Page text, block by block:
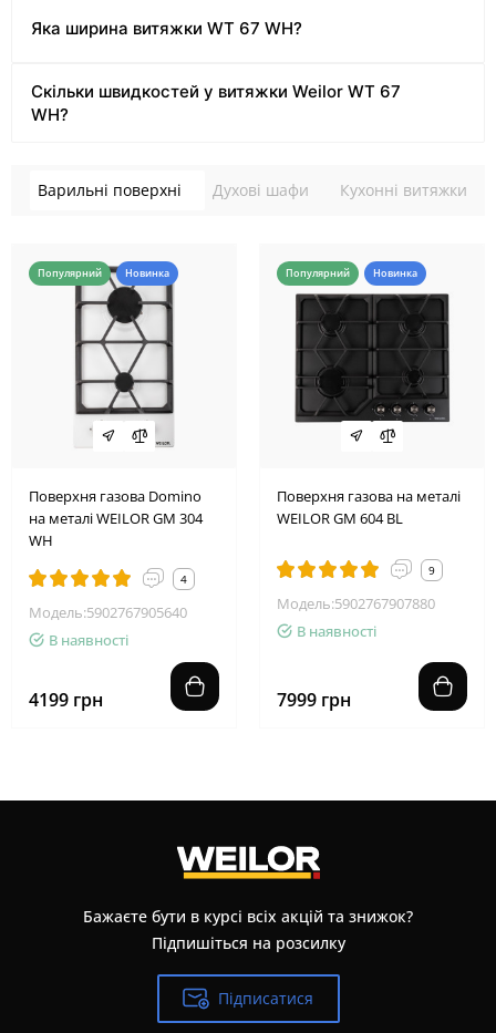
Яка ширина витяжки WT 67 WH?
Скільки швидкостей у витяжки Weilor WT 67
WH?
Варильні поверхні Духові шафи Кухонні витяжки
Популярний Новинка
Поверхня газова Domino
на металі WEILOR GM 304
WH
4
Модель:5902767905640
В наявності
4199 грн
Популярний Новинка
Поверхня газова на металі
WEILOR GM 604 BL
9
Модель:5902767907880
В наявності
7999 грн
Бажаєте бути в курсі всіх акцій та знижок?
Підпишіться на розсилку
Підписатися